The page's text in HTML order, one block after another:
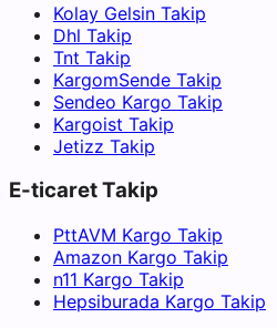
Kolay Gelsin Takip
Dhl Takip
Tnt Takip
KargomSende Takip
Sendeo Kargo Takip
Kargoist Takip
Jetizz Takip
E-ticaret Takip
PttAVM Kargo Takip
Amazon Kargo Takip
n11 Kargo Takip
Hepsiburada Kargo Takip